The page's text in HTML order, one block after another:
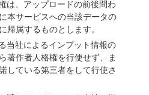
は、アップロードの前後問わ
本サービスへの当該データの
帰属するものとします。
当社によるインプット情報の
著作者人格権を行使せず、ま
している第三者をして行使さ